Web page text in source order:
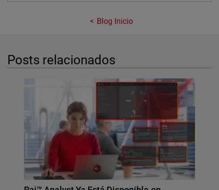
Blog Inicio
Posts relacionados